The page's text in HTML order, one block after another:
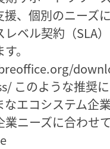
援、個別のニーズ
レベル契約（SLA
。
このような推奨
なエコシステム企
業ニーズに合わせ